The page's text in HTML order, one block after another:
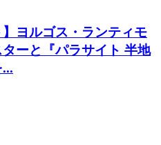
】ヨルゴス・ランティモ
ーと『パラサイト 半地